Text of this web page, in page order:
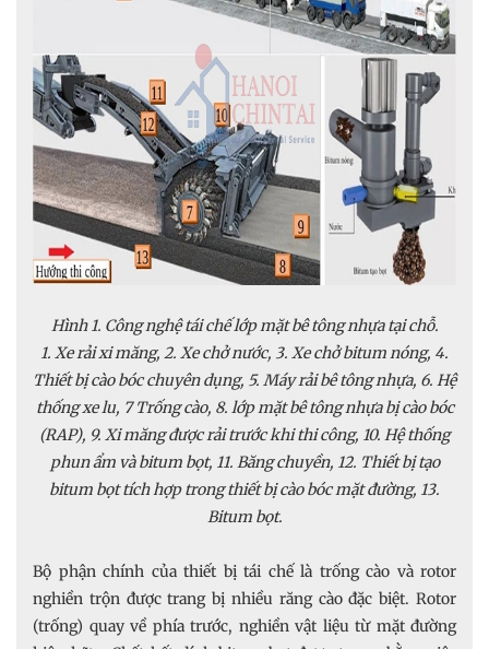
Hình 1. Công nghệ tái chế lớp mặt bê tông nhựa tại chỗ.
1. Xe rải xi măng, 2. Xe chở nước, 3. Xe chở bitum nóng, 4.
Thiết bị cào bóc chuyên dụng, 5. Máy rải bê tông nhựa, 6. Hệ
thống xe lu, 7 Trống cào, 8. lớp mặt bê tông nhựa bị cào bóc
(RAP), 9. Xi măng được rải trước khi thi công, 10. Hệ thống
phun ẩm và bitum bọt, 11. Băng chuyền, 12. Thiết bị tạo
bitum bọt tích hợp trong thiết bị cào bóc mặt đường, 13.
Bitum bọt.
Bộ phận chính của thiết bị tái chế là trống cào và rotor
nghiền trộn được trang bị nhiều răng cào đặc biệt. Rotor
(trống) quay về phía trước, nghiền vật liệu từ mặt đường